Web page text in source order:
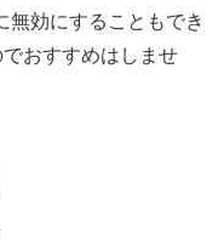
無効にすることもでき
おすすめはしませ